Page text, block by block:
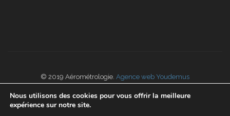
© 2019 Aérométrologie. Agence web Youdemus
Nos CGV portées disponibles sur www.cofrac.fr
Nous utilisons des cookies pour vous offrir la meilleure
expérience sur notre site.